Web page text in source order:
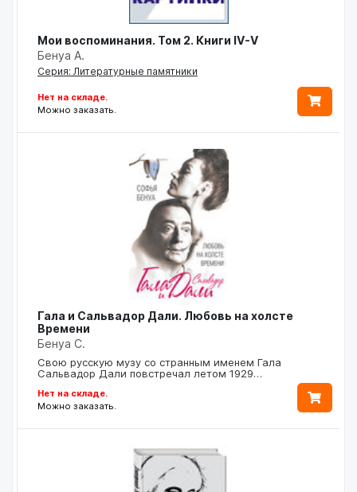
Мои воспоминания. Том 2. Книги IV-V
Бенуа А.
Серия: Литературные памятники
Нет на складе.
Можно заказать.
Гала и Сальвадор Дали. Любовь на холсте
Времени
Бенуа С.
Свою русскую музу со странным именем Гала
Сальвадор Дали повстречал летом 1929…
Нет на складе.
Можно заказать.